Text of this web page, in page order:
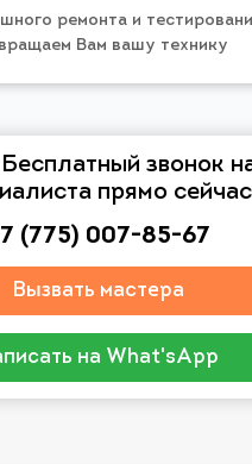
ремонта и
Вам вашу технику
звонок
прямо сейчас
(775) 007-85-67
Вызвать мастера
на What'sApp